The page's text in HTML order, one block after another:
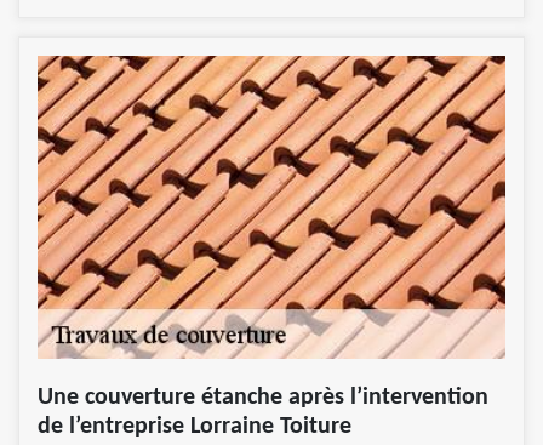
Une couverture étanche après l’intervention
de l’entreprise Lorraine Toiture